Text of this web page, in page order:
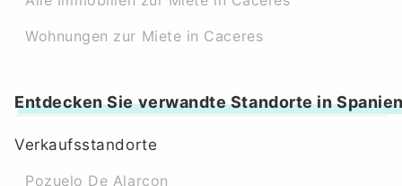
Wohnungen zur Miete in Caceres
Entdecken Sie verwandte Standorte in
Verkaufsstandorte
Pozuelo De Alarcon